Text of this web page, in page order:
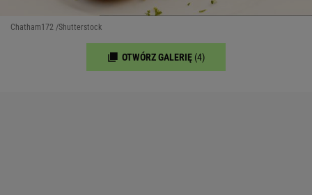
Chatham172 /Shutterstock
OTWÓRZ GALERIĘ (4)